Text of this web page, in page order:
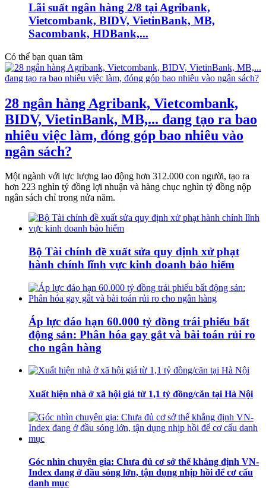
Lãi suất ngân hàng 2/8 tại Agribank,
Vietcombank, BIDV, VietinBank, MB,
Sacombank, HDBank,...
Có thể bạn quan tâm
28 ngân hàng Agribank, Vietcombank,
BIDV, VietinBank, MB,... đang tạo ra bao
nhiêu việc làm, đóng góp bao nhiêu vào
ngân sách?
Một ngành với lực lượng lao động hơn 312.000 con người, tạo ra
hơn 223 nghìn tỷ đồng lợi nhuận và hàng chục nghìn tỷ đồng nộp
ngân sách chỉ trong nửa năm.
Bộ Tài chính đề xuất sửa quy định xử phạt
hành chính lĩnh vực kinh doanh bảo hiểm
Áp lực đáo hạn 60.000 tỷ đồng trái phiếu bất
động sản: Phân hóa gay gắt và bài toán rủi ro
cho ngân hàng
Xuất hiện nhà ở xã hội giá từ 1,1 tỷ đồng/căn tại Hà Nội
Góc nhìn chuyên gia: Chưa đủ cơ sở thể khẳng định VN-
Index đang ở đầu sóng lớn, tận dụng nhịp hồi để cơ cấu
danh mục